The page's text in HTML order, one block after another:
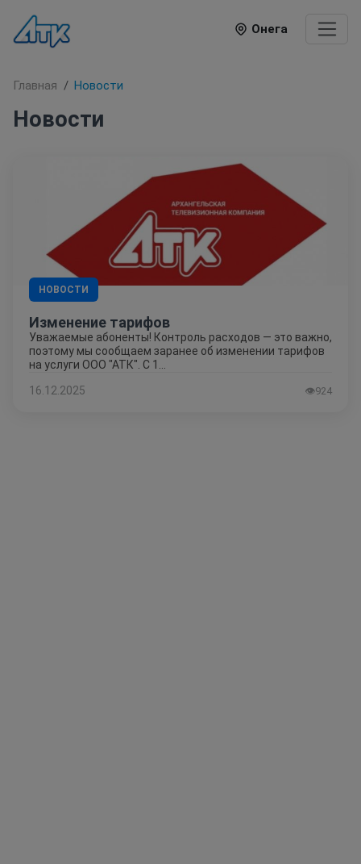
Онега
Главная Новости
Новости
НОВОСТИ
Изменение тарифов
Уважаемые абоненты! Контроль расходов — это важно,
поэтому мы сообщаем заранее об изменении тарифов
на услуги ООО "АТК". С 1...
16.12.2025
👁924